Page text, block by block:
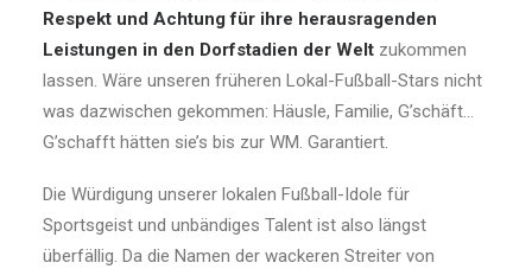
Respekt und Achtung für ihre herausragenden
Leistungen in den Dorfstadien der Welt zukommen
lassen. Wäre unseren früheren Lokal-Fußball-Stars nicht
was dazwischen gekommen: Häusle, Familie, G’schäft…
G’schafft hätten sie’s bis zur WM. Garantiert.
Die Würdigung unserer lokalen Fußball-Idole für
Sportsgeist und unbändiges Talent ist also längst
überfällig. Da die Namen der wackeren Streiter von